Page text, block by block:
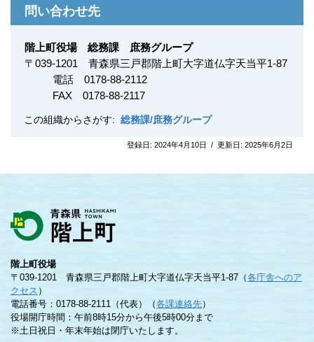
問い合わせ先
階上町役場 総務課 庶務グループ
〒 039-1201
青森県三戸郡階上町大字道仏字天当平1-87
電話 0178-88-2112
FAX 0178-88-2117
この組織からさがす: 総務課/庶務グループ
登録日: 2024年4月10日 / 更新日: 2025年6月2日
階上町役場
〒039-1201 青森県三戸郡階上町大字道仏字天当平1-87（各庁舎へのア
クセス ）
電話番号：0178-88-2111（代表）（各課連絡先）
役場開庁時間：午前8時15分から午後5時00分まで
※土日祝日・年末年始は閉庁いたします。